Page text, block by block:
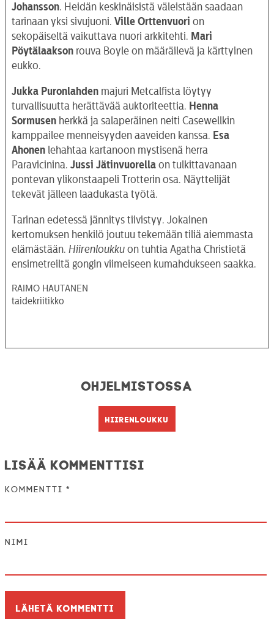
Johansson. Heidän keskinäisistä väleistään saadaan
tarinaan yksi sivujuoni. Ville Orttenvuori on
sekopäiseltä vaikuttava nuori arkkitehti. Mari
Pöytälaakson rouva Boyle on määräilevä ja kärttyinen
eukko.
Jukka Puronlahden majuri Metcalfista löytyy
turvallisuutta herättävää auktoriteettia. Henna
Sormusen herkkä ja salaperäinen neiti Casewellkin
kamppailee menneisyyden aaveiden kanssa. Esa
Ahonen lehahtaa kartanoon mystisenä herra
Paravicinina. Jussi Jätinvuorella on tulkittavanaan
pontevan ylikonstaapeli Trotterin osa. Näyttelijät
tekevät jälleen laadukasta työtä.
Tarinan edetessä jännitys tiivistyy. Jokainen
kertomuksen henkilö joutuu tekemään tiliä aiemmasta
elämästään. Hiirenloukku on tuhtia Agatha Christietä
ensimetreiltä gongin viimeiseen kumahdukseen saakka.
RAIMO HAUTANEN
taidekriitikko
Ohjelmistossa
Hiirenloukku
Lisää kommenttisi
Kommentti *
Nimi